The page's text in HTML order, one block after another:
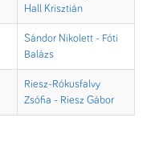
Hall Krisztián
Sándor Nikolett - Fóti
Balázs
Riesz-Rókusfalvy
Zsófia - Riesz Gábor